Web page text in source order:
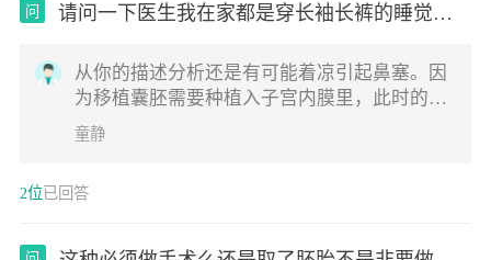
问
请问一下医生我在家都是穿长袖长裤的睡觉我
从你的描述分析还是有可能着凉引起鼻塞。因
为移植囊胚需要种植入子宫内膜里，此时的机
体不需要免疫排斥功能太强，免疫功能减退才
容易让胚胎移植成功。居住环境不是自然环
下提问，多喝点水观察看看。建议最好不要开
童静
2位已回答